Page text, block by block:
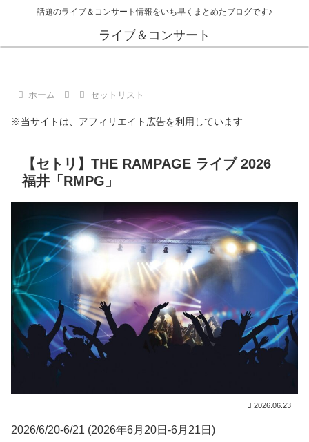
話題のライブ＆コンサート情報をいち早くまとめたブログです♪
ライブ＆コンサート
ホーム セットリスト
※当サイトは、アフィリエイト広告を利用しています
【セトリ】THE RAMPAGE ライブ 2026
福井「RMPG」
2026.06.23
2026/6/20-6/21 (2026年6月20日-6月21日)